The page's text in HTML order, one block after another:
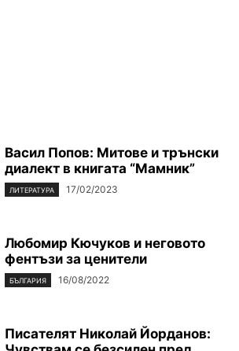
Васил Попов: Митове и трънски
диалект в книгата “Мамник”
ЛИТЕРАТУРА 17/02/2023
Любомир Кючуков и неговото
фентъзи за ценители
БЪЛГАРИЯ 16/08/2022
Писателят Николай Йорданов: